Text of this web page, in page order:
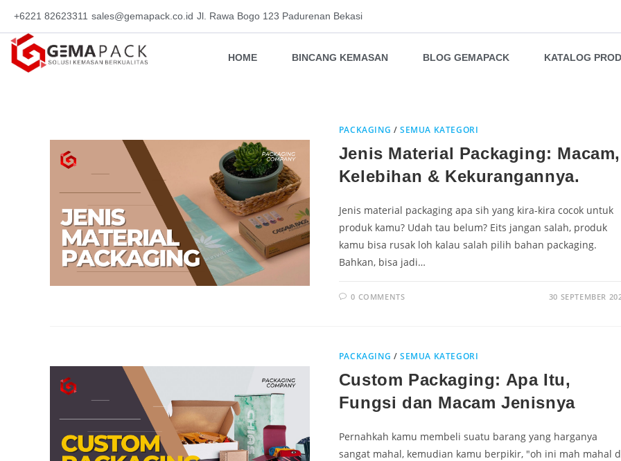
+6221 82623311 sales@gemapack.co.id Jl. Rawa Bogo 123 Padurenan Bekasi
HOME BINCANG KEMASAN BLOG GEMAPACK KATALOG
PACKAGING /SEMUA KATEGORI
Jenis Material Packaging: Macam,
Kelebihan & Kekurangannya.
Jenis material packaging apa sih yang kira-kira cocok untuk
produk kamu? Udah tau belum? Eits jangan salah, produk
kamu bisa rusak loh kalau salah pilih bahan packaging.
Bahkan, bisa jadi…
0 COMMENTS 30 SEPTEMBER
PACKAGING /SEMUA KATEGORI
Custom Packaging: Apa Itu,
Fungsi dan Macam Jenisnya
Pernahkah kamu membeli suatu barang yang harganya
sangat mahal, kemudian kamu berpikir, "oh ini mah mahal